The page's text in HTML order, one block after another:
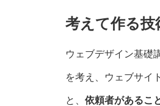
考えて作る技
ウェブデザイン基礎
を考え、ウェブサイ
と、 依頼者があるこ